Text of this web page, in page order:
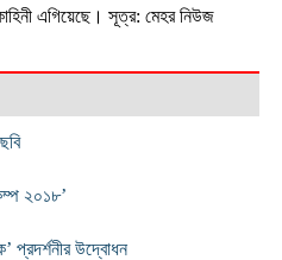
এগিয়েছে। সূত্র: মেহর নিউজ
২০১৮’
প্রদর্শনীর উদ্বোধন